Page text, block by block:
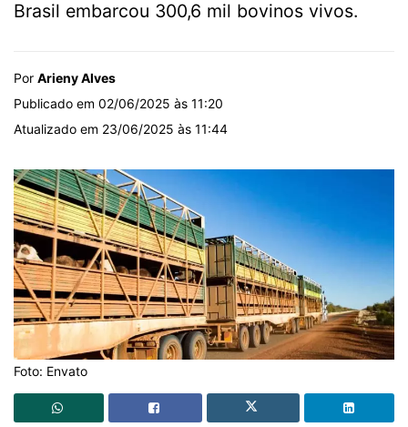
Brasil embarcou 300,6 mil bovinos vivos.
Por Arieny Alves
Publicado em 02/06/2025 às 11:20
Atualizado em 23/06/2025 às 11:44
Foto: Envato